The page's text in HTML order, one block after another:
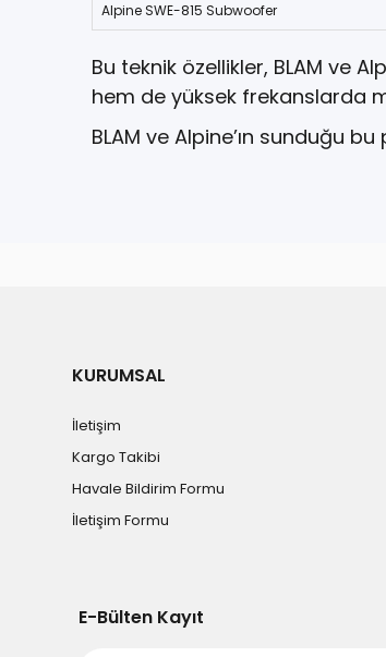
Alpine SWE-815 Subwoofer
Bu teknik özellikler, BLAM ve
hem de yüksek frekanslarda
BLAM ve Alpine’ın sunduğu
Ürün bilgilerinde hatalar bulunuyor.
Bu ürüne benzer farklı alternatifler olmalı.
KURUMSAL
İletişim
Kargo Takibi
Havale Bildirim Formu
İletişim Formu
E-Bülten Kayıt